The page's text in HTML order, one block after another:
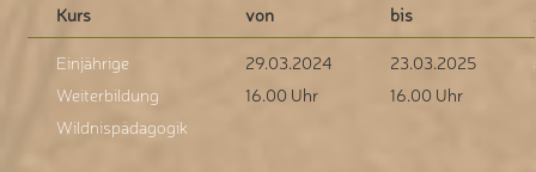
Kurs von bis
Einjährige
Weiterbildung
Wildnispädagogik
29.03.2024
16.00 Uhr
23.03.2025
16.00 Uhr